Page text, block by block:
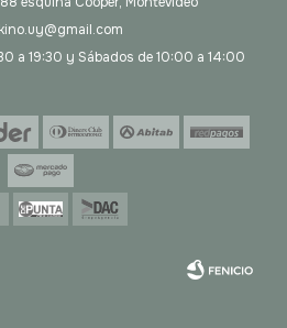
a 19:30 y Sábados de 10:00 a 14:00